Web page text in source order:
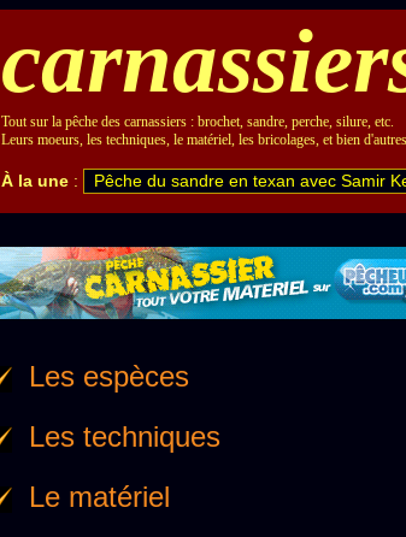
Tout sur la pêche des carnassiers : brochet, sandre, perche, silure, etc.
Leurs moeurs, les techniques, le matériel, les bricolages, et bien
À la une : Pêche du sandre en texan avec Samir
Les espèces
Les techniques
Le matériel